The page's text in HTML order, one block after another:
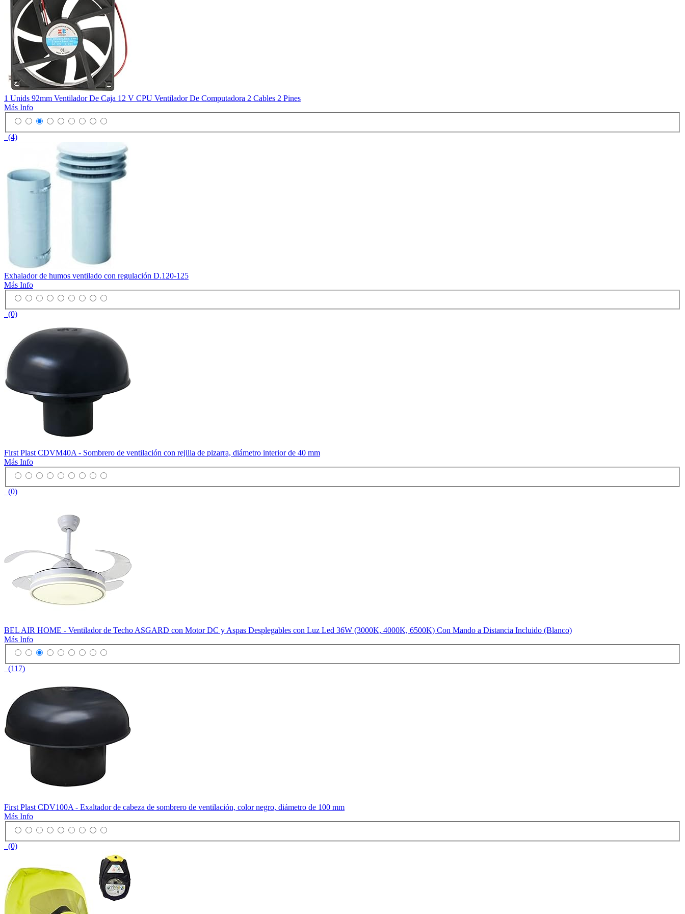
1 Unids 92mm Ventilador De Caja 12 V CPU Ventilador De Computadora 2 Cables 2 Pines
Más Info
(4)
Exhalador de humos ventilado con regulación D.120-125
Más Info
(0)
First Plast CDVM40A - Sombrero de ventilación con rejilla de pizarra, diámetro interior de 40 mm
Más Info
(0)
BEL AIR HOME - Ventilador de Techo ASGARD con Motor DC y Aspas Desplegables con Luz Led 36W (3000K, 4000K, 6500K) Con Mando a Distancia Incluido (Blanco)
Más Info
(117)
First Plast CDV100A - Exaltador de cabeza de sombrero de ventilación, color negro, diámetro de 100 mm
Más Info
(0)